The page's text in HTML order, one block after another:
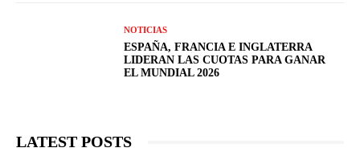
NOTICIAS
ESPAÑA, FRANCIA E INGLATERRA
LIDERAN LAS CUOTAS PARA GANAR
EL MUNDIAL 2026
LATEST POSTS